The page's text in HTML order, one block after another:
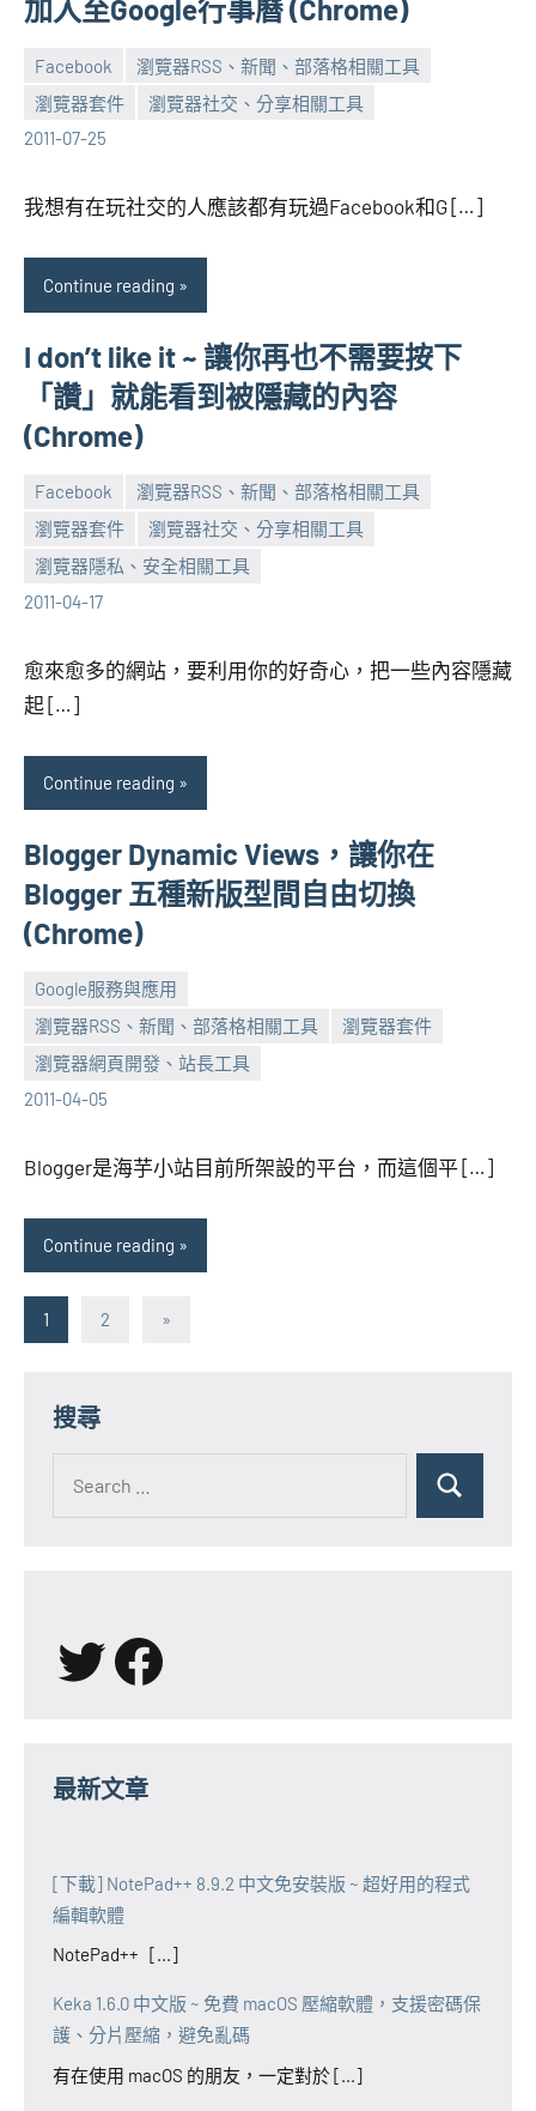
加入至Google行事曆 (Chrome)
Facebook
瀏覽器RSS、新聞、部落格相關工具
瀏覽器套件
瀏覽器社交、分享相關工具
2011-07-25
張
海
No
comments
我想有在玩社交的人應該都有玩過Facebook和G […]
Continue reading
I don’t like it ~ 讓你再也不需要按下
「讚」就能看到被隱藏的內容
(Chrome)
Facebook
瀏覽器RSS、新聞、部落格相關工具
瀏覽器套件
瀏覽器社交、分享相關工具
瀏覽器隱私、安全相關工具
2011-04-17
張
海
No
comments
愈來愈多的網站，要利用你的好奇心，把一些內容隱藏
起 […]
Continue reading
Blogger Dynamic Views，讓你在
Blogger 五種新版型間自由切換
(Chrome)
Google服務與應用
瀏覽器RSS、新聞、部落格相關工具
瀏覽器套件
瀏覽器網頁開發、站長工具
2011-04-05
張
海
No
comments
Blogger是海芋小站目前所架設的平台，而這個平 […]
Continue reading
文
分
頁
1 2
Next
»
搜尋
for:
Search
X Facebook
最新文章
[下載] NotePad++ 8.9.2 中文免安裝版 ~ 超好用的程式
編輯軟體
NotePad++ [...]
Keka 1.6.0 中文版 ~ 免費 macOS 壓縮軟體，支援密碼保
護、分片壓縮，避免亂碼
有在使用 macOS 的朋友，一定對於 [...]